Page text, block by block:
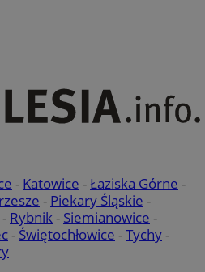
- Katowice -Łaziska Górne -
- Piekary Śląskie -
- Rybnik- Siemianowice -
- Świętochłowice -Tychy-